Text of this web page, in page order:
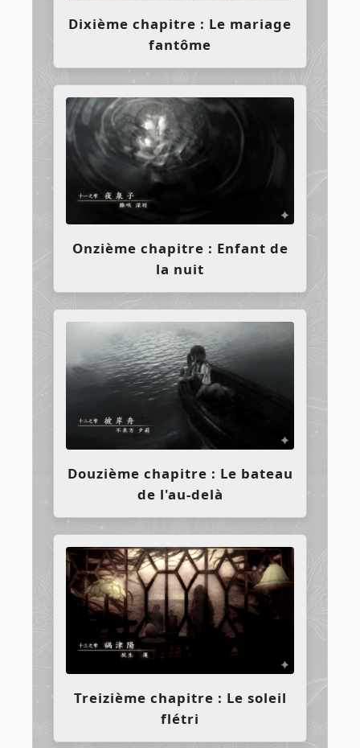
Dixième chapitre : Le mariage
fantôme
Onzième chapitre : Enfant de
la nuit
Douzième chapitre : Le bateau
de l'au-delà
Treizième chapitre : Le soleil
flétri